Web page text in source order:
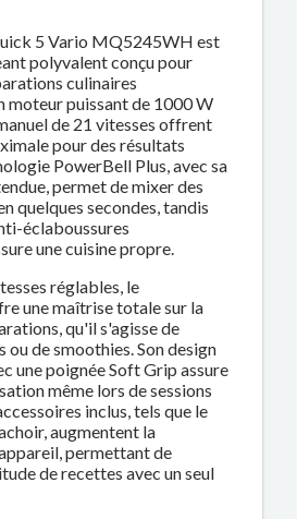
5 Vario MQ5245WH est
polyvalent conçu pour
culinaires
moteur puissant de 1000 W
de 21 vitesses offrent
pour des résultats
PowerBell Plus, avec sa
permet de mixer des
quelques secondes, tandis
éclaboussures
une cuisine propre.
réglables, le
une maîtrise totale sur la
qu'il s'agisse de
ou de smoothies. Son design
une poignée Soft Grip assure
même lors de sessions
inclus, tels que le
augmentent la
permettant de
de recettes avec un seul